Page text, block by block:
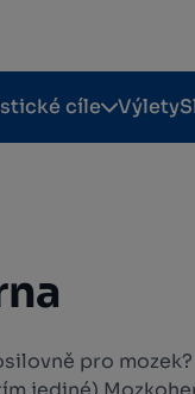
cíle Výlety
pro